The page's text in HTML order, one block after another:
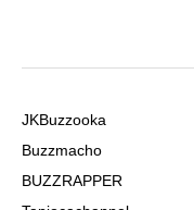
JKBuzzooka
Buzzmacho
BUZZRAPPER